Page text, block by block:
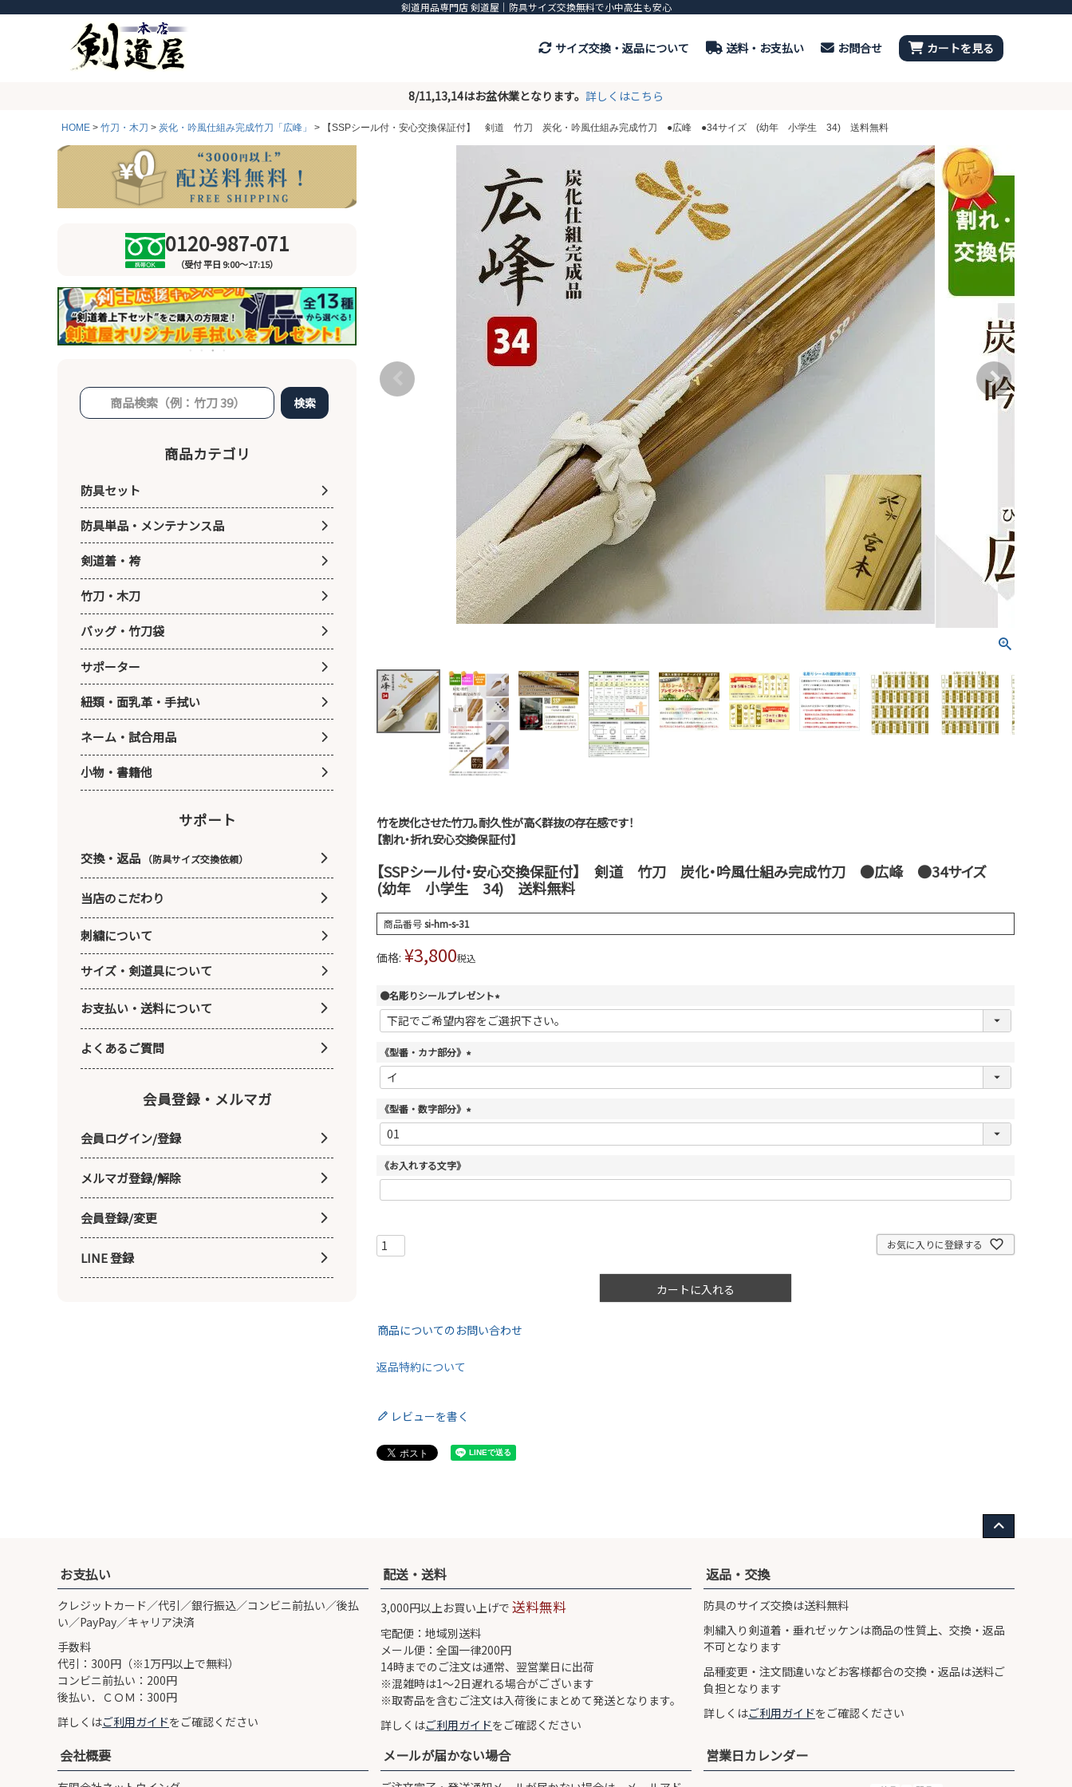
剣道用品専門店 剣道屋｜防具サイズ交換無料で小中高生も安心
サイズ交換・返品について 送料・お支払い お問合せ カートを見る
8/11,13,14はお盆休業となります。 詳しくはこちら
HOME 竹刀・木刀 炭化・吟風仕組み完成竹刀「広峰」 【SSPシール付・安心交換保証付】 剣道 竹刀 炭化・吟風仕組み完成竹刀 ●広峰 ●34サイズ (幼年 小学生 34) 送料無料
0120-987-071
（受付 平日 9:00～17:15）
検索
商品カテゴリ
防具セット
防具単品・メンテナンス品
剣道着・袴
竹刀・木刀
バッグ・竹刀袋
サポーター
紐類・面乳革・手拭い
ネーム・試合用品
小物・書籍他
サポート
交換・返品 （防具サイズ交換依頼）
当店のこだわり
刺繍について
サイズ・剣道具について
お支払い・送料について
よくあるご質問
会員登録・メルマガ
会員ログイン/登録
メルマガ登録/解除
会員登録/変更
LINE 登録
竹を炭化させた竹刀。耐久性が高く群抜の存在感です！
【割れ・折れ安心交換保証付】
【SSPシール付・安心交換保証付】 剣道 竹刀 炭化・吟風仕組み完成竹刀 ●広峰 ●34サイズ
(幼年 小学生 34) 送料無料
商品番号si-hm-s-31
価格: ¥3,800税込
●名彫りシールプレゼント
(
必
《型番・カナ部分》
(
)
《型番・数字部分》
(
《お入れする文字》
お気に入りに登録する
カートに入れる
商品についてのお問い合わせ
返品特約について
レビューを書く
お支払い
クレジットカード／代引／銀行振込／コンビニ前払い／後払
い／PayPay／キャリア決済
手数料
代引：300円（※1万円以上で無料）
コンビニ前払い：200円
後払い．ＣＯＭ：300円
詳しくはご利用ガイドをご確認ください
配送・送料
3,000円以上お買い上げで 送料無料
宅配便：地域別送料
メール便：全国一律200円
14時までのご注文は通常、翌営業日に出荷
※混雑時は1〜2日遅れる場合がございます
※取寄品を含むご注文は入荷後にまとめて発送となります。
詳しくはご利用ガイドをご確認ください
返品・交換
防具のサイズ交換は送料無料
刺繍入り剣道着・垂れゼッケンは商品の性質上、交換・返品
不可となります
品種変更・注文間違いなどお客様都合の交換・返品は送料ご
負担となります
詳しくはご利用ガイドをご確認ください
会社概要 メールが届かない場合 営業日カレンダー